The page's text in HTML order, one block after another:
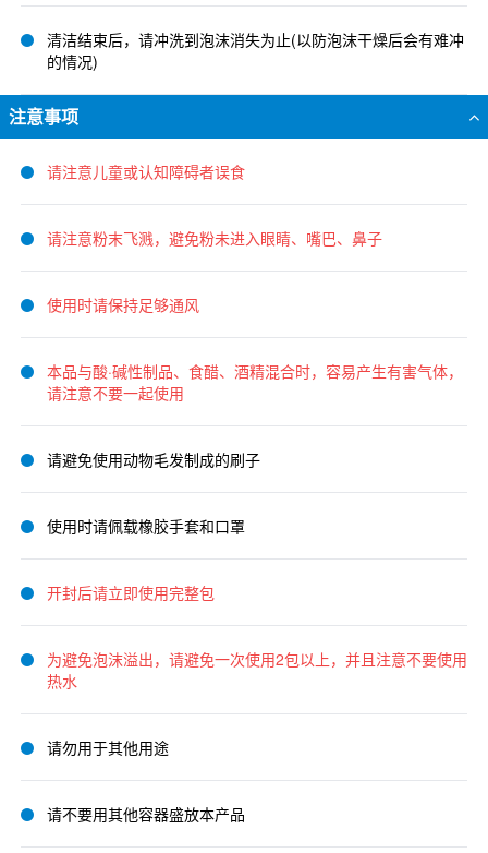
清洁结束后，请冲洗到泡沫消失为止(以防泡沫干燥后会有难冲
的情况)
注意事项
请注意儿童或认知障碍者误食
请注意粉末飞溅，避免粉未进入眼睛、嘴巴、鼻子
使用时请保持足够通风
本品与酸·碱性制品、食醋、酒精混合时，容易产生有害气体，
请注意不要一起使用
请避免使用动物毛发制成的刷子
使用时请佩载橡胶手套和口罩
开封后请立即使用完整包
为避免泡沫溢出，请避免一次使用2包以上，并且注意不要使用
热水
请勿用于其他用途
请不要用其他容器盛放本产品